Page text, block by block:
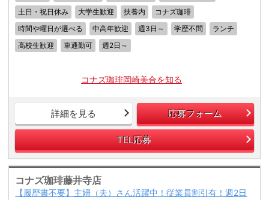
土日・祝日休み
大学生歓迎 扶養内
コナズ珈琲
時間や曜日が選べる
中高年歓迎 週3日～ 学歴不問
ランチ
高校生歓迎
車通勤可 週2日～
コナズ珈琲岡崎美合を知る
詳細を見る 応募フォーム
TEL応募
コナズ珈琲藤井寺店
【履歴書不要】主婦（夫）さん活躍中！従業員割引有！週2日